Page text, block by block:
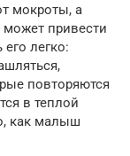
мокроты, а
может привести
легко:
повторяются
в теплой
как малыш